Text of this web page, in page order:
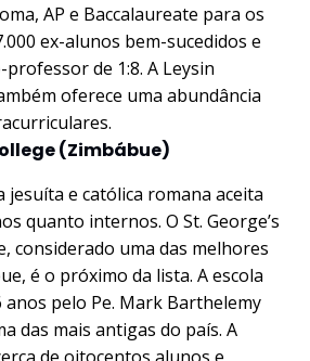
AP e Baccalaureate para os
ex-alunos bem-sucedidos e
de 1:8. A Leysin
oferece uma abundância
(Zimbábue)
jesuíta e católica romana aceita
quanto internos. O St. George’s
considerado uma das melhores
é o próximo da lista. A escola
pelo Pe. Mark Barthelemy
das mais antigas do país. A